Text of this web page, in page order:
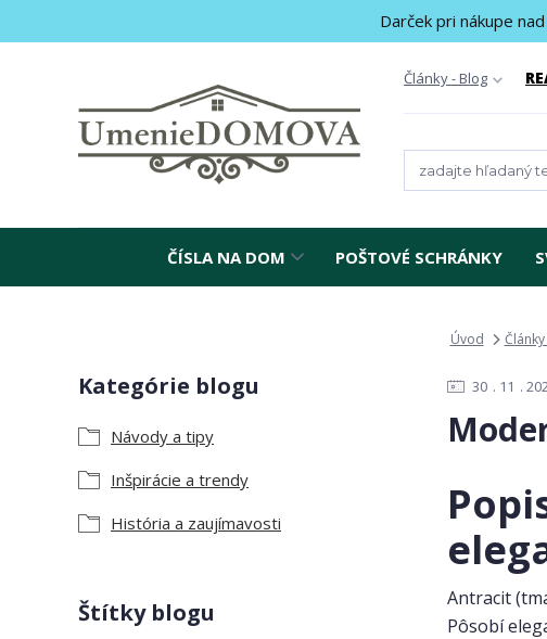
Darček pri nákupe
Články - Blog
ČÍSLA NA DOM POŠTOVÉ SCHRÁNKY
Úvod
Kategórie blogu
Návody a tipy
Inšpirácie a trendy
História a zaujímavosti
Štítky blogu
30 11
Antracit
Pôsobí